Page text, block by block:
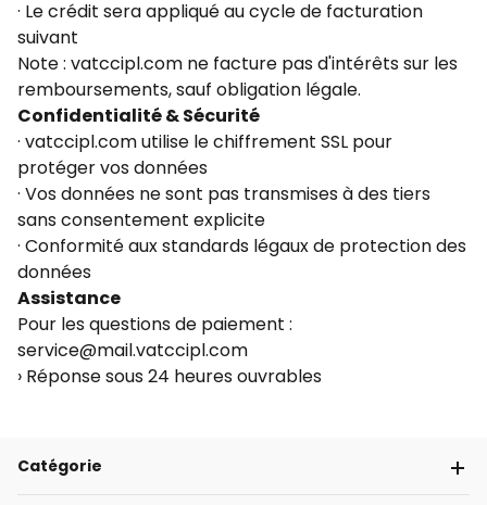
· Le crédit sera appliqué au cycle de facturation
suivant
Note : vatccipl.com ne facture pas d'intérêts sur les
remboursements, sauf obligation légale.
Confidentialité & Sécurité
· vatccipl.com utilise le chiffrement SSL pour
protéger vos données
· Vos données ne sont pas transmises à des tiers
sans consentement explicite
· Conformité aux standards légaux de protection des
données
Assistance
Pour les questions de paiement :
service@mail.vatccipl.com
› Réponse sous 24 heures ouvrables
Catégorie